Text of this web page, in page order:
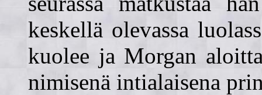
keskellä olevassa
kuolee ja Morgan
nimisenä intialaisena